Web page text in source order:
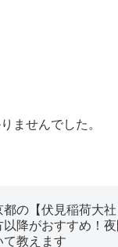
ませんでした。
都の【伏見稲荷大
以降がおすすめ！
て教えます